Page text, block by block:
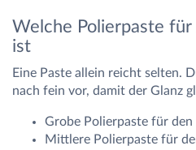
Welche Polierpaste
ist
Eine Paste allein reicht selten.
nach fein vor, damit der Glanz
Grobe Polierpaste für
Mittlere Polierpaste für